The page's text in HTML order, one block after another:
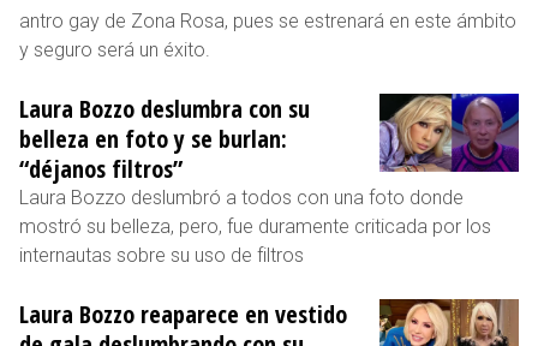
antro gay de Zona Rosa, pues se estrenará en este ámbito
y seguro será un éxito.
Laura Bozzo deslumbra con su
belleza en foto y se burlan:
“déjanos filtros”
Laura Bozzo deslumbró a todos con una foto donde
mostró su belleza, pero, fue duramente criticada por los
internautas sobre su uso de filtros
Laura Bozzo reaparece en vestido